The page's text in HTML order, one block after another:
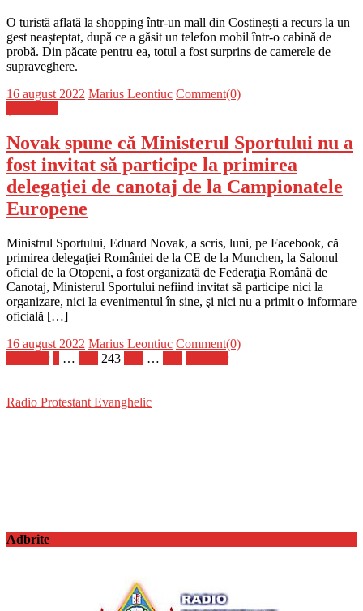
O turistă aflată la shopping într-un mall din Costinești a recurs la un
gest neașteptat, după ce a găsit un telefon mobil într-o cabină de
probă. Din păcate pentru ea, totul a fost surprins de camerele de
supraveghere.
Posted
16 august 2022 Author
Marius Leontiuc Comment(0)
Novak spune că Ministerul Sportului nu a
fost invitat să participe la primirea
delegaţiei de canotaj de la Campionatele
Europene
Ministrul Sportului, Eduard Novak, a scris, luni, pe Facebook, că
primirea delegaţiei României de la CE de la Munchen, la Salonul
oficial de la Otopeni, a fost organizată de Federaţia Română de
Canotaj, Ministerul Sportului nefiind invitat să participe nici la
organizare, nici la evenimentul în sine, şi nici nu a primit o informare
oficială […]
Posted
16 august 2022 Author
Marius Leontiuc Comment(0)
Paginație
… 243 …
Radio Protestant Evanghelic
Adbrite